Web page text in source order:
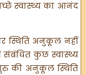
स्वास्थ्य का आनंद
स्थिति अनुकूल नहीं
संबंधित कुछ स्वास्थ्य
की अनुकूल स्थिति